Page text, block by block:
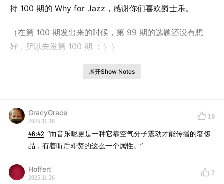
持 100 期的 Why for Jazz，感谢你们喜欢爵士乐。
（在第 100 期发出来的时候，第 99 期的选题还没有想
好，所以先发第 100 期 ：））
Why for Jazz 开通了微信听友群。我会对进群的朋友一
功之后，我会将你拉进本节目的微信群。
爵士乐的现场性导致了单纯的音频没办法表现它的全部魅
力，因此 Why for Jazz 在小红书开通了 “Why for Jazz
米周” 分享日常生活，并在 B 站开通了视频号
WhyforRecords（单词之间没有空格），会努力更新一些
展开Show Notes
GracyGrace
2025.11.18
10
46:42 “而音乐呢更是一种它靠空气分子震动才能传播的奢侈
品，有着听后即焚的这么一个属性。”
Hoffert
2025.11.26
2